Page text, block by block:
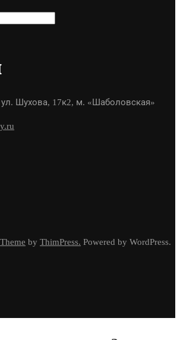
Шухова, 17к2, м. «Шаболовская»
by ThimPress. Powered by WordPress.